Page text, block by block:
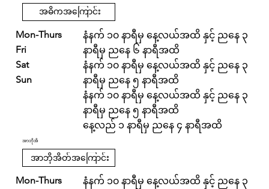
အဓိကအကြောင်း
Mon-Thurs
Fri
Sat
Sun
နံနက် ၁၀ နာရီမှ နေ့လယ်အထိ နှင့် ညနေ ၃
နာရီမှ ညနေ ၆ နာရီအထိ
နံနက် ၁၀ နာရီမှ နေ့လယ်အထိ နှင့် ညနေ ၃
နာရီမှ ညနေ ၅ နာရီအထိ
နံနက် ၁၀ နာရီမှ နေ့လယ်အထိ နှင့် ညနေ ၃
နာရီမှ ညနေ ၅ နာရီအထိ
နေ့လည် ၁ နာရီမှ ညနေ ၄ နာရီအထိ
အာဘိုအိ
အာဘိုအိတ်အကြောင်း
Mon-Thurs
နံနက် ၁၀ နာရီမှ နေ့လယ်အထိ နှင့် ညနေ ၃